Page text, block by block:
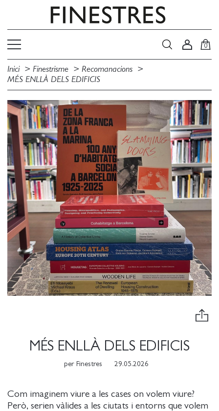
0
Inici Finestrisme
Recomanacions
MÉS ENLLÀ DELS EDIFICIS
MÉS ENLLÀ DELS EDIFICIS
per Finestres 29.05.2026
Com imaginem viure a les cases on volem viure?
Però, serien vàlides a les ciutats i entorns que volem